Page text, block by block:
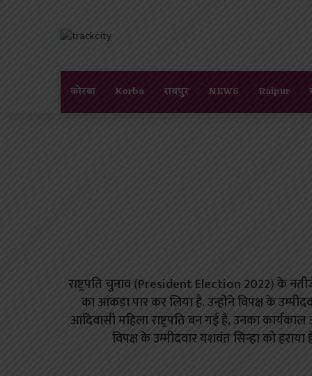
कोरबा Korba रायपुर NEWS Raipur
राष्ट्रपति चुनाव (President Election 2022)के
का आंकड़ा पार कर लिया है. उन्होंने विपक्ष के
आदिवासी महिला राष्ट्रपति बन गई हैं. उनका
विपक्ष के उम्मीदवार यशवंत सिन्हा को हराया